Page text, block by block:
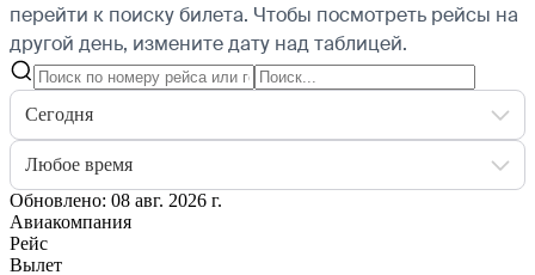
перейти к поиску билета. Чтобы посмотреть рейсы на
другой день, измените дату над таблицей.
Сегодня
Любое время
Обновлено: 08 авг. 2026 г.
Авиакомпания
Рейс
Вылет